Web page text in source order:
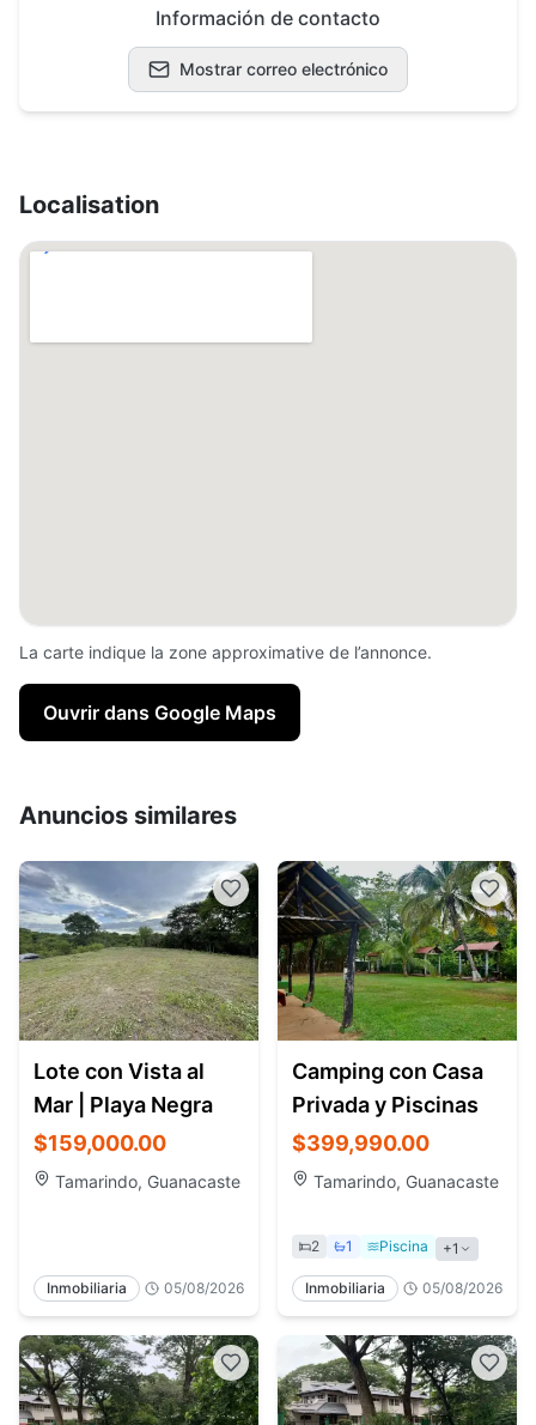
Información de contacto
Mostrar correo electrónico
Localisation
La carte indique la zone approximative de l’annonce.
Ouvrir dans Google Maps
Anuncios similares
Lote con Vista al
Mar | Playa Negra
$159,000.00
Tamarindo, Guanacaste
Inmobiliaria 05/08/2026
Camping con Casa
Privada y Piscinas
$399,990.00
Tamarindo, Guanacaste
2 1 Piscina +1
Inmobiliaria 05/08/2026